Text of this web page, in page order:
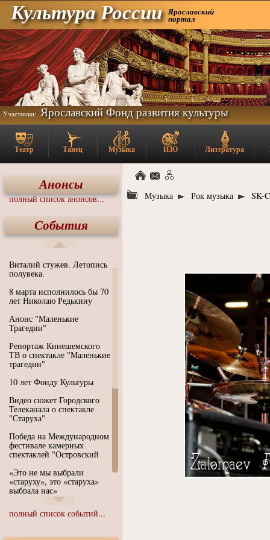
Культура России Ярославский
портал
Участники: Ярославский Фонд развития культуры
Театр Танец Музыка ИЗО Литература
Анонсы
полный список анонсов...
События
Виталий стужев. Летопись
полувека.
8 марта исполнилось бы 70
лет Николаю Редькину
Анонс "Маленькие
Трагедии"
Репортаж Кинешемского
ТВ о спектакле "Маленькие
трагедии"
10 лет Фонду Культуры
Видео сюжет Городского
Телеканала о спектакле
"Старуха"
Победа на Международном
фестивале камерных
спектаклей "Островский
«Это не мы выбрали
«старуху», это «старуха»
выбрала нас»
Иммерсивный спектакль
"Язык чистого полета
полный список событий...
Музыка Рок музыка SK-